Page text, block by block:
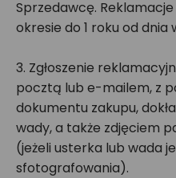
Sprzedawcę.
okresie do 1 roku od
3. Zgłoszenie
pocztą lub e-mailem, z
dokumentu zakupu,
wady, a także zdjęciem
(jeżeli usterka lub wada
sfotografowania).